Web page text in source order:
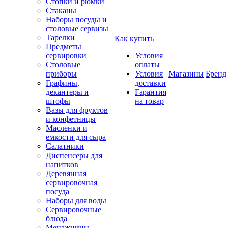
Стаканы
Наборы посуды и
столовые сервизы
Тарелки
Предметы
сервировки
Столовые
приборы
Графины,
декантеры и
штофы
Вазы для фруктов
и конфетницы
Масленки и
емкости для сыра
Салатники
Диспенсеры для
напитков
Деревянная
сервировочная
посуда
Наборы для воды
Сервировочные
блюда
Как купить
Условия
оплаты
Условия
доставки
Гарантия
на товар
Магазины